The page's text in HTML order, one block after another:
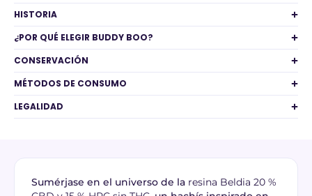
HISTORIA
¿POR QUÉ ELEGIR BUDDY BOO?
CONSERVACIÓN
MÉTODOS DE CONSUMO
LEGALIDAD
Sumérjase en el universo de la resina Beldia 20 %